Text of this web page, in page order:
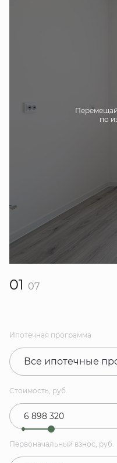
по
01 07
Ипотечная программа
Все ипотечные
Стоимость, руб.
Первоначальный взнос, руб.